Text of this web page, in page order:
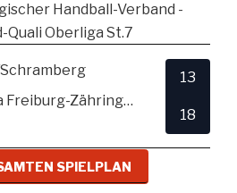
Handball-Verband -
Quali Oberliga St.7
TSV Alemannia Freiburg-Zähringen
13
18
SPIELPLAN